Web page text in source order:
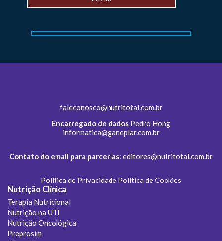
faleconosco@nutritotal.com.br
Encarregado de dados Pedro Hong
informatica@ganeplar.com.br
Contato do email para parcerias: editores@nutritotal.com.br
Política de Privacidade Política de Cookies
Nutrição Clínica
Terapia Nutricional
Nutrição na UTI
Nutrição Oncológica
Preprosim